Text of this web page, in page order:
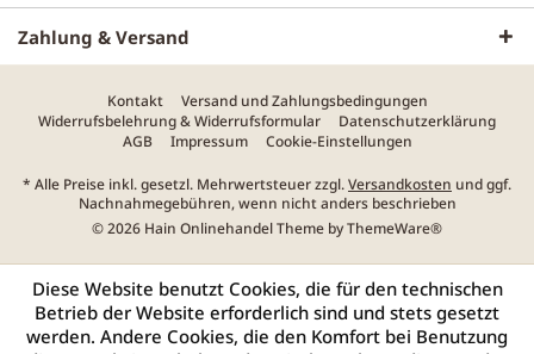
Zahlung & Versand
Kontakt
Versand und Zahlungsbedingungen
Widerrufsbelehrung & Widerrufsformular
Datenschutzerklärung
AGB
Impressum Cookie-Einstellungen
* Alle Preise inkl. gesetzl. Mehrwertsteuer zzgl.Versandkosten und ggf.
Nachnahmegebühren, wenn nicht anders beschrieben
© 2026 Hain Onlinehandel Theme byThemeWare®
Diese Website benutzt Cookies, die für den technischen
Betrieb der Website erforderlich sind und stets gesetzt
werden. Andere Cookies, die den Komfort bei Benutzung